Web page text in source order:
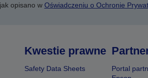
opisano w Oświadczeniu o Ochronie
Kwestie prawne
Safety Data Sheets
Portal